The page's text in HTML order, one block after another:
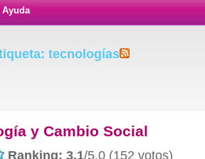
Ayuda
tecnologías
y Cambio Social
Ranking: 3.1/5.0 (152 votos)